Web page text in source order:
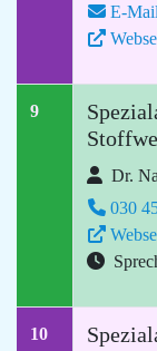
E-Mail
9
Dr.
030
10